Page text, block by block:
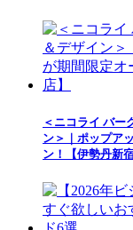
＜ニコライ バー
ン＞｜ポップア
ン！【伊勢丹新宿